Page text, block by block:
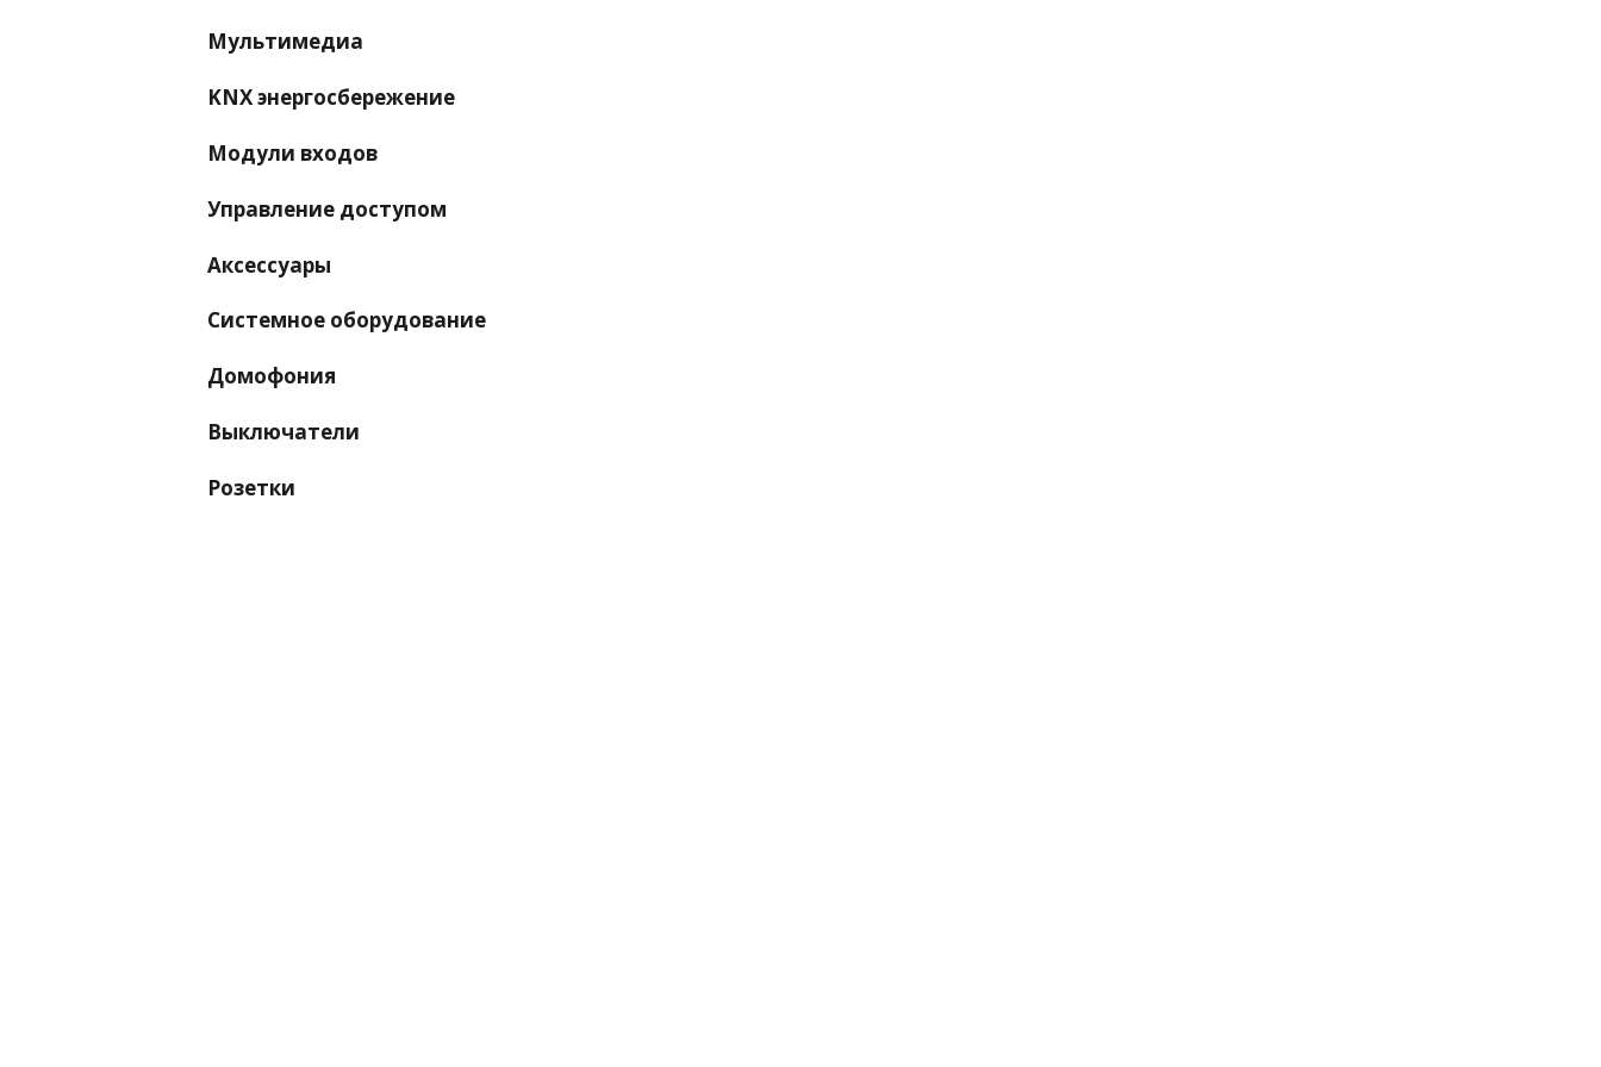
Мультимедиа
KNX энергосбережение
Модули входов
Управление доступом
Аксессуары
Системное оборудование
Домофония
Выключатели
Розетки